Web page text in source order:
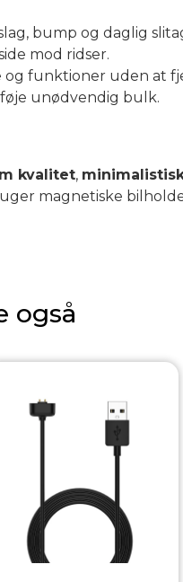
bump og daglig
mod ridser.
funktioner uden at
unødvendig bulk.
kvalitet,
magnetiske
også